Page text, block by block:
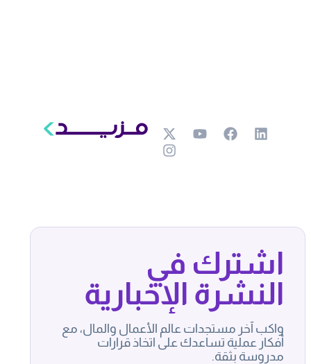
اشترك في
النشرة الإخبارية
واكب آخر مستجدات عالم الأعمال والمال، مع
أفكار عملية تساعدك على اتخاذ قرارات
مدروسة بثقة.